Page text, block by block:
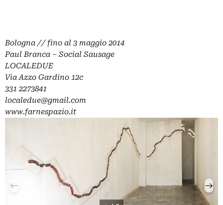
Bologna // fino al 3 maggio 2014
Paul Branca – Social Sausage
LOCALEDUE
Via Azzo Gardino 12c
331 2273841
localedue@gmail.com
www.farnespazio.it